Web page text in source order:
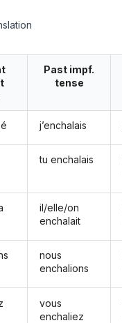
Past impf.
tense
j’enchalais
tu enchalais
il/elle/on
enchalait
nous
enchalions
vous
enchaliez